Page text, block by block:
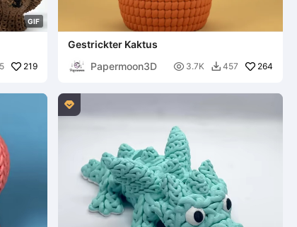
GIF
219
Gestrickter Kaktus
Papermoon3D
 3.7K  457 264
